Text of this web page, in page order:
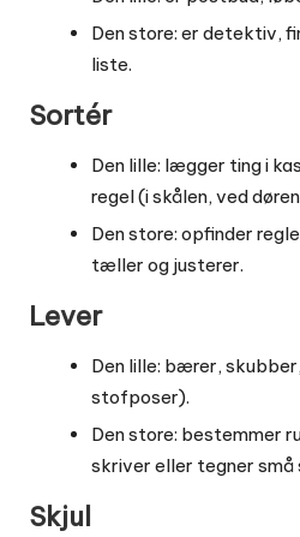
Den store: er detektiv,
liste.
Sortér
Den lille: lægger ting i
regel (i skålen, ved
Den store: opfinder
tæller og justerer.
Lever
Den lille: bærer,
stofposer).
Den store: bestemmer
skriver eller tegner små
Skjul